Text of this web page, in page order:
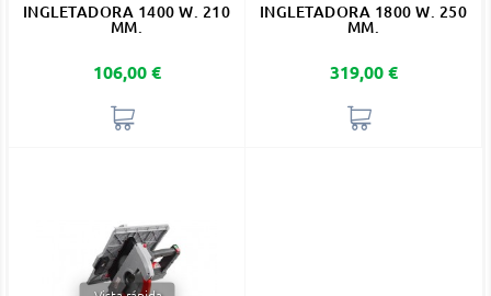
INGLETADORA 1400 W. 210
MM.
Precio
106,00 €
INGLETADORA 1800 W. 250
MM.
Precio
319,00 €